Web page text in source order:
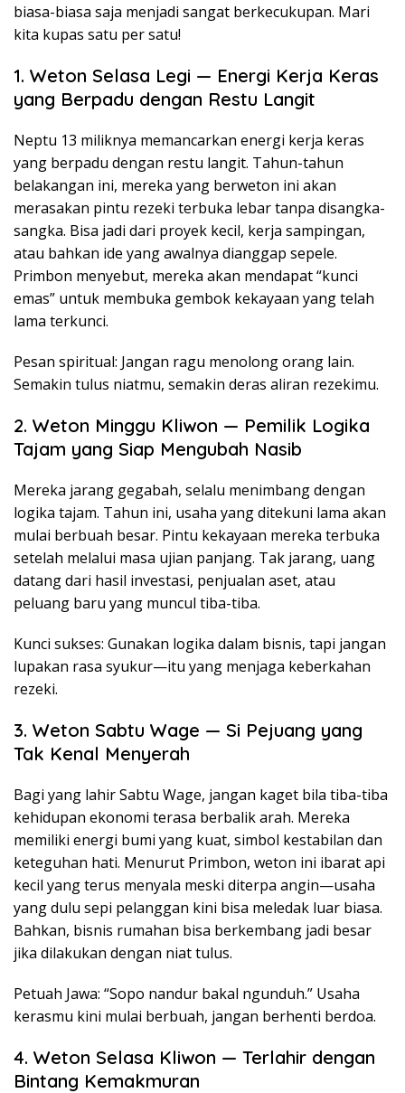
biasa-biasa saja menjadi sangat berkecukupan. Mari
kita kupas satu per satu!
1. Weton Selasa Legi — Energi Kerja Keras
yang Berpadu dengan Restu Langit
Neptu 13 miliknya memancarkan energi kerja keras
yang berpadu dengan restu langit. Tahun-tahun
belakangan ini, mereka yang berweton ini akan
merasakan pintu rezeki terbuka lebar tanpa disangka-
sangka. Bisa jadi dari proyek kecil, kerja sampingan,
atau bahkan ide yang awalnya dianggap sepele.
Primbon menyebut, mereka akan mendapat “kunci
emas” untuk membuka gembok kekayaan yang telah
lama terkunci.
Pesan spiritual: Jangan ragu menolong orang lain.
Semakin tulus niatmu, semakin deras aliran rezekimu.
2. Weton Minggu Kliwon — Pemilik Logika
Tajam yang Siap Mengubah Nasib
Mereka jarang gegabah, selalu menimbang dengan
logika tajam. Tahun ini, usaha yang ditekuni lama akan
mulai berbuah besar. Pintu kekayaan mereka terbuka
setelah melalui masa ujian panjang. Tak jarang, uang
datang dari hasil investasi, penjualan aset, atau
peluang baru yang muncul tiba-tiba.
Kunci sukses: Gunakan logika dalam bisnis, tapi jangan
lupakan rasa syukur—itu yang menjaga keberkahan
rezeki.
3. Weton Sabtu Wage — Si Pejuang yang
Tak Kenal Menyerah
Bagi yang lahir Sabtu Wage, jangan kaget bila tiba-tiba
kehidupan ekonomi terasa berbalik arah. Mereka
memiliki energi bumi yang kuat, simbol kestabilan dan
keteguhan hati. Menurut Primbon, weton ini ibarat api
kecil yang terus menyala meski diterpa angin—usaha
yang dulu sepi pelanggan kini bisa meledak luar biasa.
Bahkan, bisnis rumahan bisa berkembang jadi besar
jika dilakukan dengan niat tulus.
Petuah Jawa: “Sopo nandur bakal ngunduh.” Usaha
kerasmu kini mulai berbuah, jangan berhenti berdoa.
4. Weton Selasa Kliwon — Terlahir dengan
Bintang Kemakmuran